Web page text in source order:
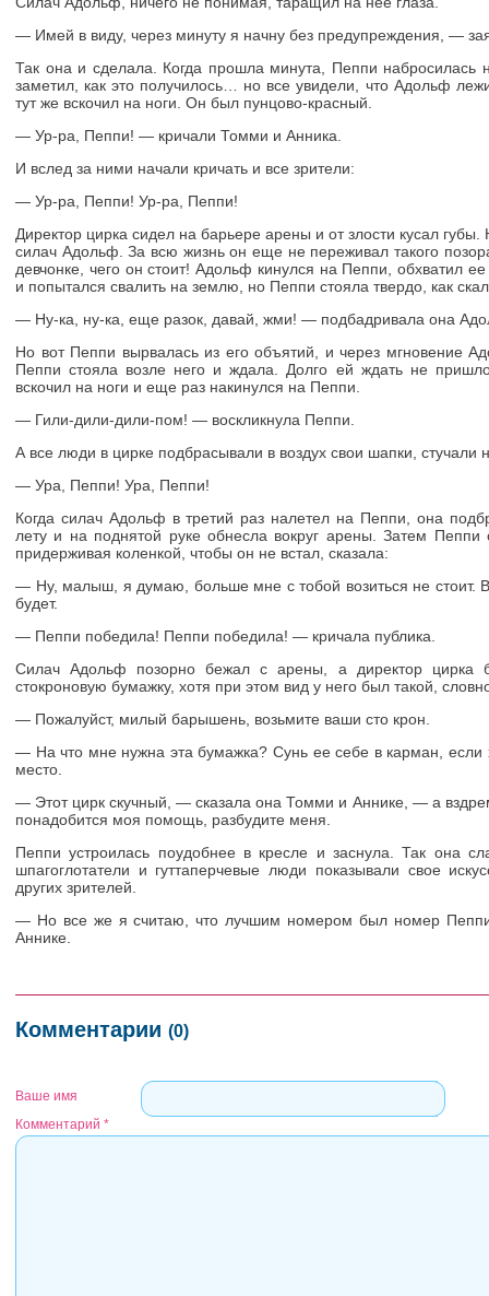
— Имей в виду, через минуту я начну без предупреждения, —
Так она и сделала. Когда прошла минута, Пеппи
заметил, как это получилось… но все увидели, что Адольф
тут же вскочил на ноги. Он был пунцово-красный.
— Ур-ра, Пеппи! — кричали Томми и Анника.
И вслед за ними начали кричать и все зрители:
— Ур-ра, Пеппи! Ур-ра, Пеппи!
Директор цирка сидел на барьере арены и от злости кусал
силач Адольф. За всю жизнь он еще не переживал такого
девчонке, чего он стоит! Адольф кинулся на Пеппи, обхватил
и попытался свалить на землю, но Пеппи стояла твердо, как
— Ну-ка, ну-ка, еще разок, давай, жми! — подбадривала она
Но вот Пеппи вырвалась из его объятий, и через мгновение
Пеппи стояла возле него и ждала. Долго ей ждать не
вскочил на ноги и еще раз накинулся на Пеппи.
— Гили-дили-дили-пом! — воскликнула Пеппи.
А все люди в цирке подбрасывали в воздух свои шапки, стучали
— Ура, Пеппи! Ура, Пеппи!
Когда силач Адольф в третий раз налетел на Пеппи, она
лету и на поднятой руке обнесла вокруг арены. Затем
придерживая коленкой, чтобы он не встал, сказала:
— Ну, малыш, я думаю, больше мне с тобой возиться не стоит.
будет.
— Пеппи победила! Пеппи победила! — кричала публика.
Силач Адольф позорно бежал с арены, а директор цирка
стокроновую бумажку, хотя при этом вид у него был такой,
— Пожалуйст, милый барышень, возьмите ваши сто крон.
— На что мне нужна эта бумажка? Сунь ее себе в карман,
место.
— Этот цирк скучный, — сказала она Томми и Аннике, — а
понадобится моя помощь, разбудите меня.
Пеппи устроилась поудобнее в кресле и заснула. Так она
шпагоглотатели и гуттаперчевые люди показывали свое
других зрителей.
— Но все же я считаю, что лучшим номером был номер
Аннике.
Комментарии (0)
Ваше имя
Комментарий *